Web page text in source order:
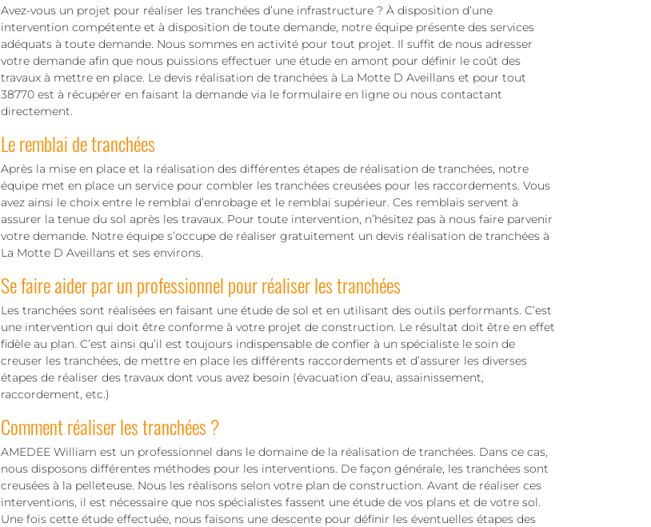
Avez-vous un projet pour réaliser les tranchées d’une infrastructure ? À disposition d’une
intervention compétente et à disposition de toute demande, notre équipe présente des services
adéquats à toute demande. Nous sommes en activité pour tout projet. Il suffit de nous adresser
votre demande afin que nous puissions effectuer une étude en amont pour définir le coût des
travaux à mettre en place. Le devis réalisation de tranchées à La Motte D Aveillans et pour tout
38770 est à récupérer en faisant la demande via le formulaire en ligne ou nous contactant
directement.
Le remblai de tranchées
Après la mise en place et la réalisation des différentes étapes de réalisation de tranchées, notre
équipe met en place un service pour combler les tranchées creusées pour les raccordements. Vous
avez ainsi le choix entre le remblai d’enrobage et le remblai supérieur. Ces remblais servent à
assurer la tenue du sol après les travaux. Pour toute intervention, n’hésitez pas à nous faire parvenir
votre demande. Notre équipe s’occupe de réaliser gratuitement un devis réalisation de tranchées à
La Motte D Aveillans et ses environs.
Se faire aider par un professionnel pour réaliser les tranchées
Les tranchées sont réalisées en faisant une étude de sol et en utilisant des outils performants. C’est
une intervention qui doit être conforme à votre projet de construction. Le résultat doit être en effet
fidèle au plan. C’est ainsi qu’il est toujours indispensable de confier à un spécialiste le soin de
creuser les tranchées, de mettre en place les différents raccordements et d’assurer les diverses
étapes de réaliser des travaux dont vous avez besoin (évacuation d’eau, assainissement,
raccordement, etc.)
Comment réaliser les tranchées ?
AMEDEE William est un professionnel dans le domaine de la réalisation de tranchées. Dans ce cas,
nous disposons différentes méthodes pour les interventions. De façon générale, les tranchées sont
creusées à la pelleteuse. Nous les réalisons selon votre plan de construction. Avant de réaliser ces
interventions, il est nécessaire que nos spécialistes fassent une étude de vos plans et de votre sol.
Une fois cette étude effectuée, nous faisons une descente pour définir les éventuelles étapes des